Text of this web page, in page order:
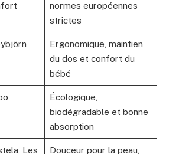
normes européennes
strictes
Ergonomique, maintien
du dos et confort du
bébé
Écologique,
biodégradable et bonne
absorption
Les
Douceur pour la peau,